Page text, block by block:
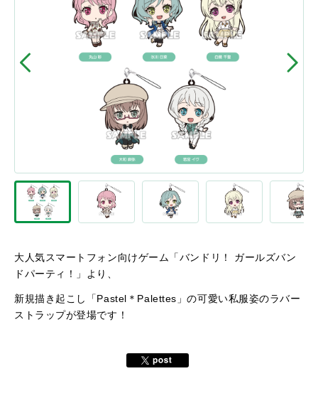
大人気スマートフォン向けゲーム「バンドリ！ ガールズバン
ドパーティ！」より、
新規描き起こし「Pastel＊Palettes」の可愛い私服姿のラバー
ストラップが登場です！